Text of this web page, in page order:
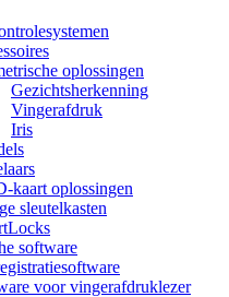
oplossingen
Gezichtsherkenning
Vingerafdruk
Iris
kaart oplossingen
sleutelkasten
software
voor vingerafdruklezer